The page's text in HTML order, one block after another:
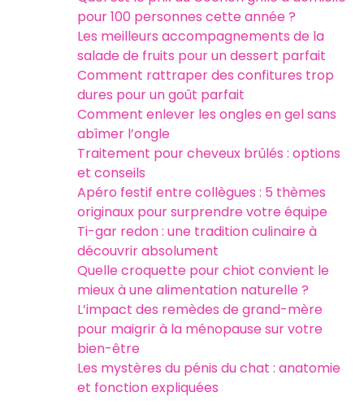
pour 100 personnes cette année ?
Les meilleurs accompagnements de la
salade de fruits pour un dessert parfait
Comment rattraper des confitures trop
dures pour un goût parfait
Comment enlever les ongles en gel sans
abîmer l’ongle
Traitement pour cheveux brûlés : options
et conseils
Apéro festif entre collègues : 5 thèmes
originaux pour surprendre votre équipe
Ti-gar redon : une tradition culinaire à
découvrir absolument
Quelle croquette pour chiot convient le
mieux à une alimentation naturelle ?
L’impact des remèdes de grand-mère
pour maigrir à la ménopause sur votre
bien-être
Les mystères du pénis du chat : anatomie
et fonction expliquées